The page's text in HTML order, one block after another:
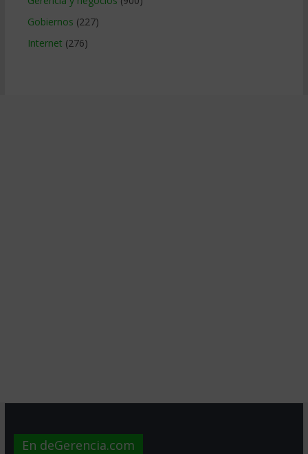
Gobiernos (227)
Internet (276)
En deGerencia.com